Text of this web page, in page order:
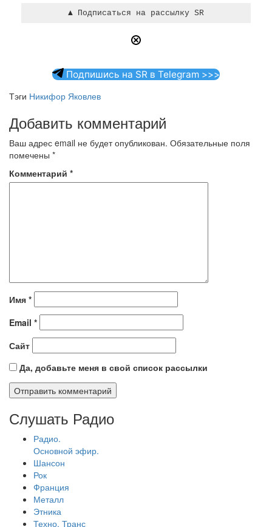
Подпишись на SR в Telegram >>>
Тэги Никифор Яковлев
Добавить комментарий
Ваш адрес email не будет опубликован. Обязательные поля
помечены *
Комментарий *
Имя *
Email *
Сайт
Да, добавьте меня в свой список рассылки
Слушать Радио
Радио.
Основной эфир.
Шансон
Рок
Франция
Металл
Этника
Техно, Транс